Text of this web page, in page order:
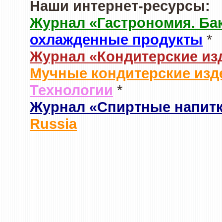
Наши интернет-ресурсы:
Журнал «Гастрономия.
охлажденные продукты *
Журнал «Кондитерские
Мучные кондитерские
Технологии *
Журнал «Спиртные
Russia